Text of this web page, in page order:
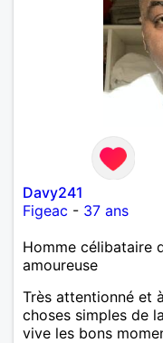
Davy241
Figeac - 37 ans
Homme célibataire
amoureuse
Très attentionné et
choses simples de
vive les bons